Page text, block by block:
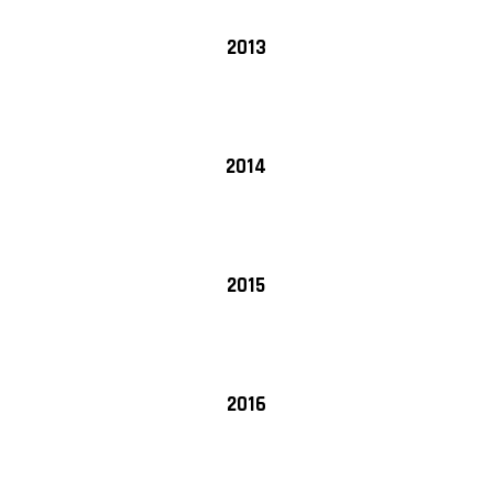
2013
2014
2015
2016